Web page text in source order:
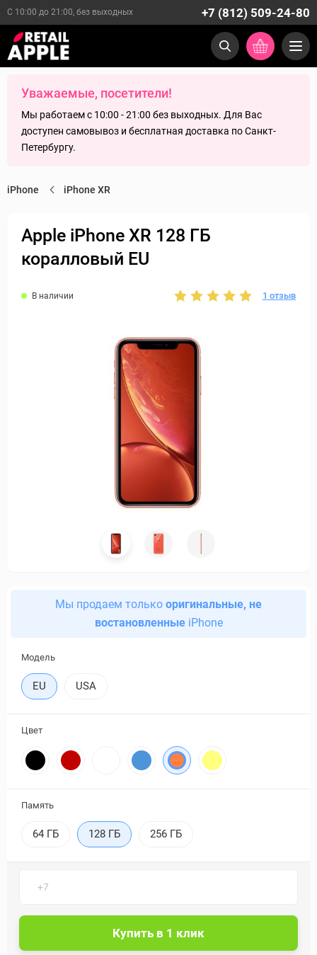
С 10:00 до 21:00, без выходных +7 (812) 509-24-80
Уважаемые, посетители!
Мы работаем с 10:00 - 21:00 без выходных. Для Вас
доступен самовывоз и бесплатная доставка по Санкт-
Петербургу.
iPhone iPhone XR
Apple iPhone XR 128 ГБ
коралловый EU
В наличии 1 отзыв
Мы продаем только оригинальные, не
востановленныеiPhone
Модель
EU USA
Цвет
Память
64 ГБ 128 ГБ 256 ГБ